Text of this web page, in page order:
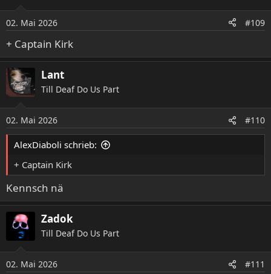
n
:
02. Mai 2026 #109
+ Captain Kirk
Lant
Till Deaf Do Us Part
02. Mai 2026 #110
AlexDiaboli schrieb:
+ Captain Kirk
Kennsch nä
Zadok
Till Deaf Do Us Part
02. Mai 2026 #111